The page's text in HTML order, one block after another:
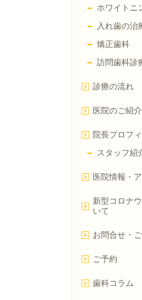
ホワイトニ
入れ歯の治
矯正歯科
訪問歯科診
診療の流れ
医院のご紹介
院長プロフ
スタッフ紹
医院情報・
新型コロナ
いて
お問合せ・
ご予約
歯科コラム